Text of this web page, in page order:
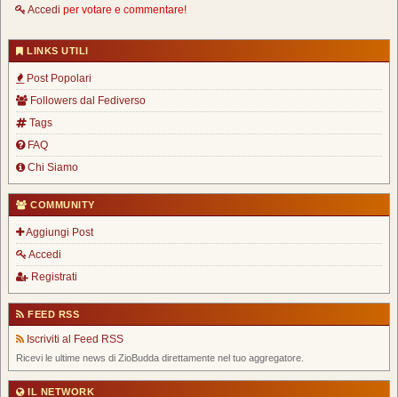
Accedi per votare e commentare!
LINKS UTILI
Post Popolari
Followers dal Fediverso
Tags
FAQ
Chi Siamo
COMMUNITY
Aggiungi Post
Accedi
Registrati
FEED RSS
Iscriviti al Feed RSS
Ricevi le ultime news di ZioBudda direttamente nel tuo aggregatore.
IL NETWORK